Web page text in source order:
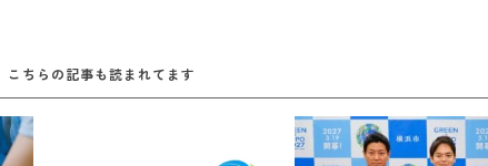
こちらの記事も読まれてます